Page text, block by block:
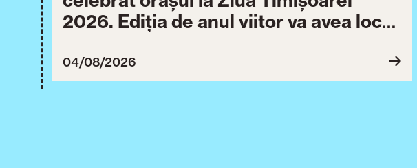
2026. Ediția de anul viitor va avea loc
04/08/2026